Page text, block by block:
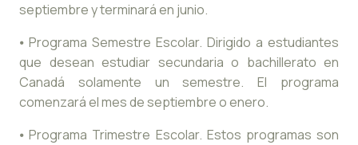
septiembre y terminará en junio.
⦁ Programa Semestre Escolar. Dirigido a estudiantes
que desean estudiar secundaria o bachillerato en
Canadá solamente un semestre. El programa
comenzará el mes de septiembre o enero.
⦁ Programa Trimestre Escolar. Estos programas son